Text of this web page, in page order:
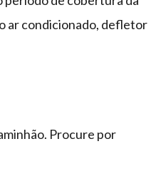
ar condicionado, defletor
Procure por